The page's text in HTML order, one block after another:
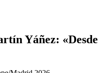
Yáñez: «Desde